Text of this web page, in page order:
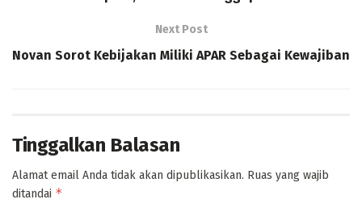
Next Post
Novan Sorot Kebijakan Miliki APAR Sebagai Kewajiban
Tinggalkan Balasan
Alamat email Anda tidak akan dipublikasikan. Ruas yang wajib
ditandai *